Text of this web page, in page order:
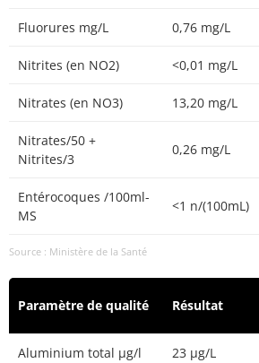
Fluorures mg/L 0,76 mg/L
Nitrites (en NO2) <0,01 mg/L
Nitrates (en NO3) 13,20 mg/L
Nitrates/50 +
Nitrites/3
0,26 mg/L
Entérocoques /100ml-
MS
<1 n/(100mL)
Source : Ministère de la Santé
Paramètre de qualité Résultat
Aluminium total µg/l 23 µg/L